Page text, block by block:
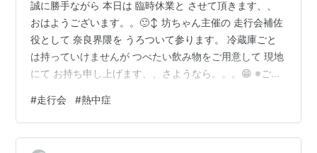
熱中症対策の参考になるリンク集
熱中症、熱射病、日射病のホームページ
熱と日光に長時間さらされないよう注意しまし
誠に勝手ながら 本日は 臨時休業と させて頂きます、、
おはようございます。。🙂‍↕️ 坊ちゃん主催の 走行会補佐
役として 奈良界隈を うろついて参ります。 冷蔵庫ごと
は持っていけませんが つべたい飲み物をご用意して 現地
にて お持ち申し上げます、、さようなら。。。😁 ※ご参
て、各自、熱中症対策をお願いいたします。
#走行会 #熱中症